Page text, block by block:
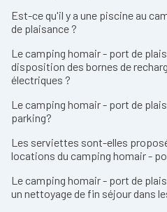
Est-ce qu'il y a une piscine au
de plaisance ?
Le camping homair - port de
disposition des bornes de
électriques ?
Le camping homair - port de
parking?
Les serviettes sont-elles
locations du camping homair -
Le camping homair - port de
un nettoyage de fin séjour dans